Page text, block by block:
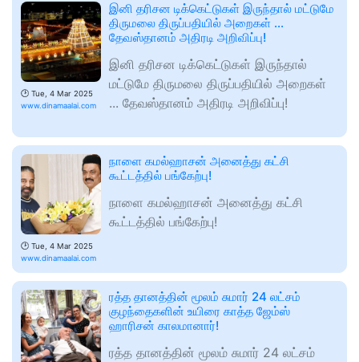
🕑 Tue, 4 Mar 2025
www.dinamaalai.com
இனி தரிசன டிக்கெட்டுகள் இருந்தால் மட்டுமே
திருமலை திருப்பதியில் அறைகள் ...
தேவஸ்தானம் அதிரடி அறிவிப்பு!
இனி தரிசன டிக்கெட்டுகள் இருந்தால்
மட்டுமே திருமலை திருப்பதியில் அறைகள்
... தேவஸ்தானம் அதிரடி அறிவிப்பு!
🕑 Tue, 4 Mar 2025
www.dinamaalai.com
நாளை கமல்ஹாசன் அனைத்து கட்சி
கூட்டத்தில் பங்கேற்பு!
நாளை கமல்ஹாசன் அனைத்து கட்சி
கூட்டத்தில் பங்கேற்பு!
ரத்த தானத்தின் மூலம் சுமார் 24 லட்சம்
குழந்தைகளின் உயிரை காத்த ஜேம்ஸ்
ஹாரிசன் காலமானார்!
ரத்த தானத்தின் மூலம் சுமார் 24 லட்சம்